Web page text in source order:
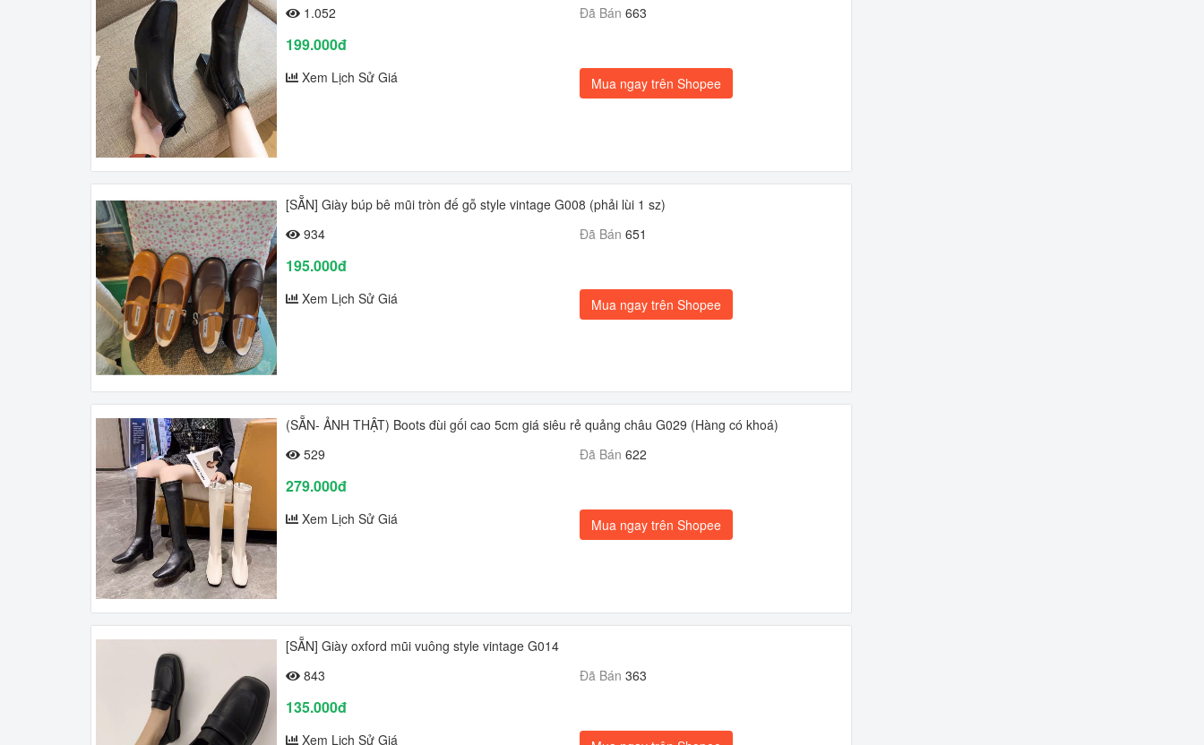
1.052
Đã Bán 663
199.000đ
Xem Lịch Sử Giá Mua ngay trên Shopee
[SẴN] Giày búp bê mũi tròn đế gỗ style vintage G008 (phải lùi 1 sz)
934
Đã Bán 651
195.000đ
Xem Lịch Sử Giá Mua ngay trên Shopee
(SẴN- ẢNH THẬT) Boots đùi gối cao 5cm giá siêu rẻ quảng châu G029 (Hàng có khoá)
529
Đã Bán 622
279.000đ
Xem Lịch Sử Giá Mua ngay trên Shopee
[SẴN] Giày oxford mũi vuông style vintage G014
843
Đã Bán 363
135.000đ
Xem Lịch Sử Giá